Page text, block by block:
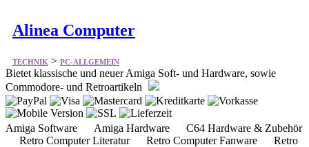
Alinea Computer
TECHNIK > PC-ALLGEMEIN
Bietet klassische und neuer Amiga Soft- und Hardware, sowie
Commodore- und Retroartikeln
Amiga Software Amiga Hardware C64 Hardware & Zubehör
Retro Computer Literatur Retro Computer Fanware Retro